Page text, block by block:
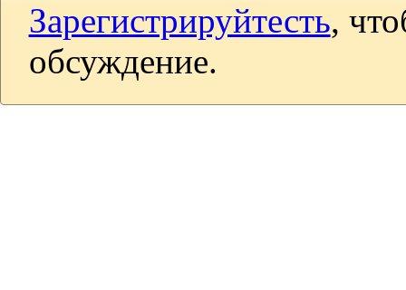
Зарегистрируйтесть,
обсуждение.